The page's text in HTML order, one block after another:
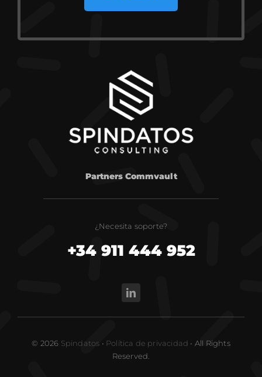
Partners Commvault
¿Necesita soporte?
+34 911 444 952
© 2026 Spindatos • Política de privacidad • All Rights
Reserved.